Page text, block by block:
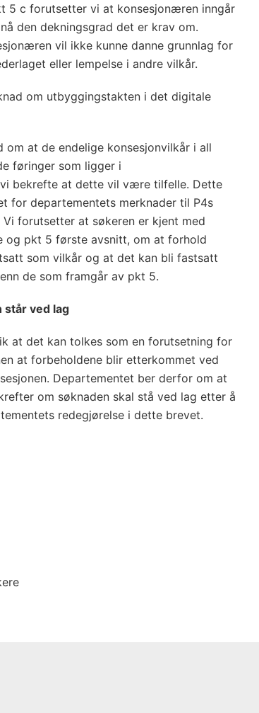
5 c forutsetter vi at konsesjonæren inngår
den dekningsgrad det er krav om.
vil ikke kunne danne grunnlag for
eller lempelse i andre vilkår.
om utbyggingstakten i det digitale
om at de endelige konsesjonvilkår i all
føringer som ligger i
bekrefte at dette vil være tilfelle. Dette
for departementets merknader til P4s
forutsetter at søkeren er kjent med
og pkt 5 første avsnitt, om at forhold
som vilkår og at det kan bli fastsatt
de som framgår av pkt 5.
står ved lag
at det kan tolkes som en forutsetning for
at forbeholdene blir etterkommet ved
Departementet ber derfor om at
om søknaden skal stå ved lag etter å
redegjørelse i dette brevet.